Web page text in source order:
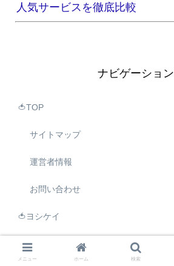
人気サービスを徹底比較
ナビゲーション
🍅TOP
サイトマップ
運営者情報
お問い合わせ
🍅ヨシケイ
🍅夕食net
メニュー ホーム 検索